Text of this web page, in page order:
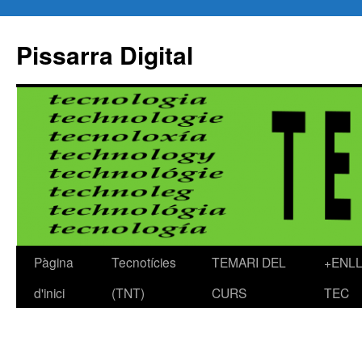
Pissarra Digital
Vés
Pàgina
d'inici
Tecnotícies
(TNT)
TEMARI DEL
CURS
TEC